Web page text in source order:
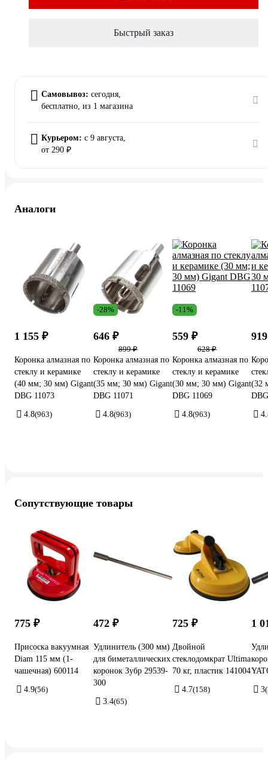
Быстрый заказ
Самовывоз: сегодня,
бесплатно, из 1 магазина
Курьером: c 9 августа,
от 290 ₽
Аналоги
1 155 ₽
Коронка алмазная по
стеклу и керамике
(40 мм; 30 мм) Gigant
DBG 11073
4.8(963)
-28%
646 ₽
899 ₽
Коронка алмазная по
стеклу и керамике
(35 мм; 30 мм) Gigant
DBG 11071
4.8(963)
-11%
559 ₽
628 ₽
Коронка алмазная по
стеклу и керамике
(30 мм; 30 мм) Gigant
DBG 11069
4.8(963)
(32
Сопутствующие товары
775 ₽
Присоска вакуумная
Diam 115 мм (1-
чашечная) 600114
4.9(56)
472 ₽
Удлинитель (300 мм)
для биметаллических
коронок Зубр 29539-
300
3.4(65)
725 ₽
Двойной
стеклодомкрат Ultima
70 кг, пластик 141004
4.7(158)
1
3